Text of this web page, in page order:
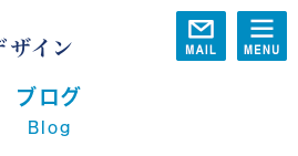
ブログ
Blog